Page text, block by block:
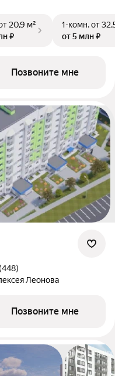
20,9 м²
₽
1-комн.от
от 5 млн ₽
Позвоните мне
Леонова
Позвоните мне